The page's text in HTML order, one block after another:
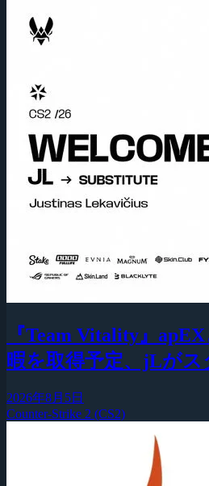
『Team Vitality』
暇を取得予定、jLがス
2026年8月5日
Counter-Strike 2 (CS2)